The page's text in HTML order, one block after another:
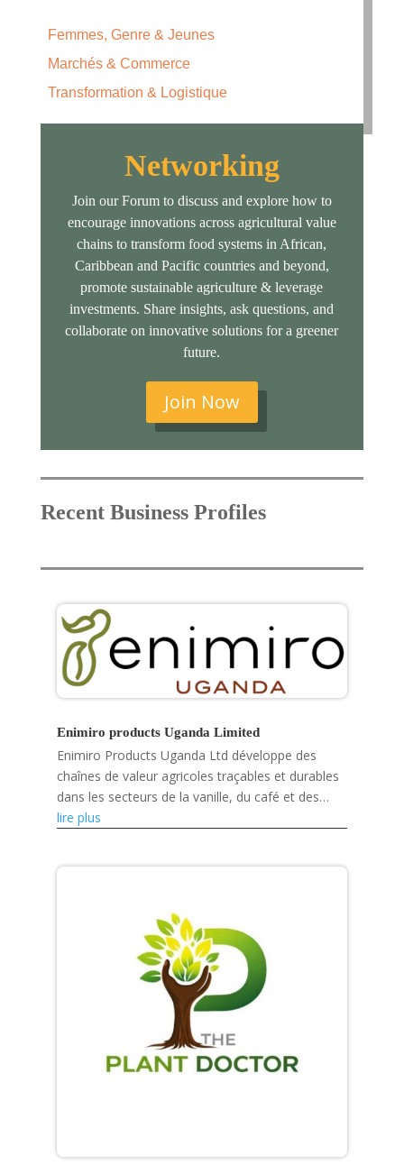
Femmes, Genre & Jeunes
Marchés & Commerce
Transformation & Logistique
Networking
Join our Forum to discuss and explore how to
encourage innovations across agricultural value
chains to transform food systems in African,
Caribbean and Pacific countries and beyond,
promote sustainable agriculture & leverage
investments. Share insights, ask questions, and
collaborate on innovative solutions for a greener
future.
Join Now
Recent Business Profiles
Enimiro products Uganda Limited
Enimiro Products Uganda Ltd développe des
chaînes de valeur agricoles traçables et durables
dans les secteurs de la vanille, du café et des
fruits séchés, tout en renforçant les capacités
lire plus